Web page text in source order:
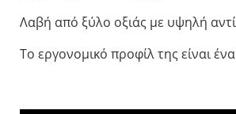
Λαβή από ξύλο οξιάς με υψηλή
Το εργονομικό προφίλ της είναι